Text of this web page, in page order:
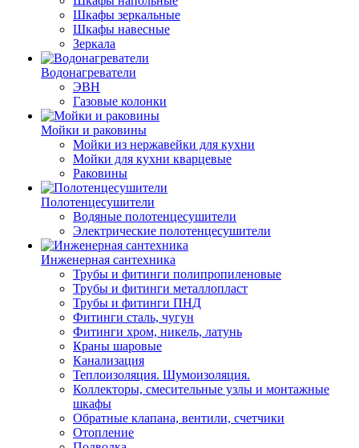
Шкафы зеркальные
Шкафы навесные
Зеркала
Водонагреватели
ЭВН
Газовые колонки
Мойки и раковины
Мойки из нержавейки для кухни
Мойки для кухни кварцевые
Раковины
Полотенцесушители
Водяные полотенцесушители
Электрические полотенцесушители
Инженерная сантехника
Трубы и фитинги полипропиленовые
Трубы и фитинги металлопласт
Трубы и фитинги ПНД
Фитинги сталь, чугун
Фитинги хром, никель, латунь
Краны шаровые
Канализация
Теплоизоляция. Шумоизоляция.
Коллекторы, смесительные узлы и монтажные
шкафы
Обратные клапана, вентили, счетчики
Отопление